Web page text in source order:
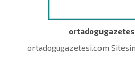
ortadogugazetesi.com